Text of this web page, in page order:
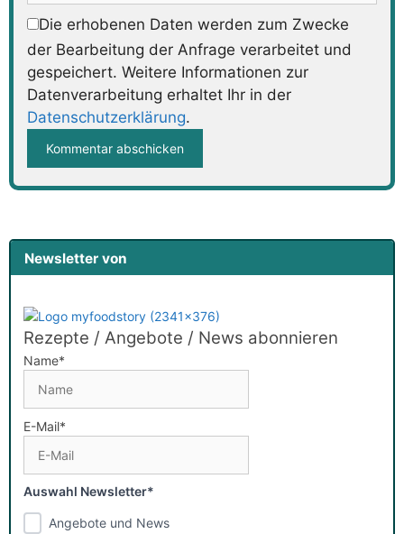
Die erhobenen Daten werden zum Zwecke
der Bearbeitung der Anfrage verarbeitet und
gespeichert. Weitere Informationen zur
Datenverarbeitung erhaltet Ihr in der
Datenschutzerklärung.
Newsletter von
Rezepte / Angebote / News abonnieren
Name*
E-Mail*
Auswahl Newsletter*
Angebote und News